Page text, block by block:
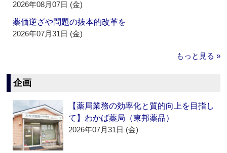
2026年08月07日 (金)
薬価逆ざや問題の抜本的改革を
2026年07月31日 (金)
もっと見る »
企画
【薬局業務の効率化と質的向上を目指し
て】わかば薬局（東邦薬品）
2026年07月31日 (金)